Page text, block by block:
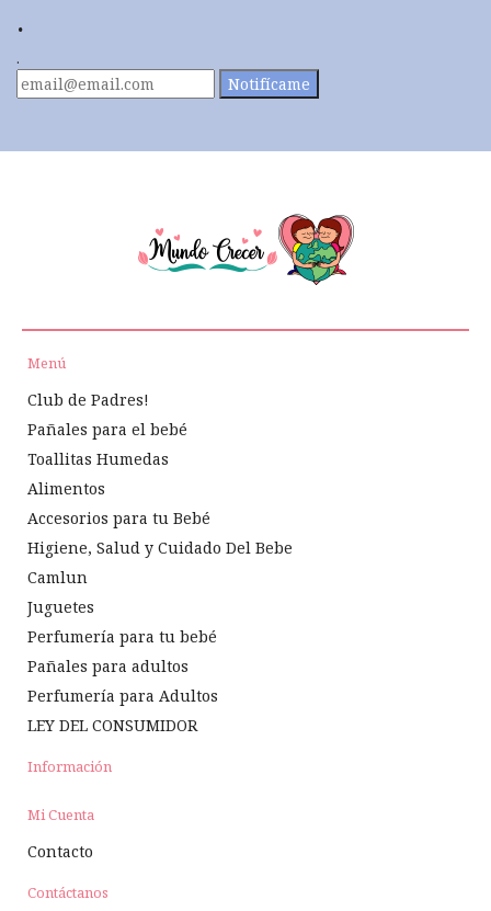
.
.
Notifícame
Menú
Club de Padres!
Pañales para el bebé
Toallitas Humedas
Alimentos
Accesorios para tu Bebé
Higiene, Salud y Cuidado Del Bebe
Camlun
Juguetes
Perfumería para tu bebé
Pañales para adultos
Perfumería para Adultos
LEY DEL CONSUMIDOR
Información
Mi Cuenta
Contacto
Contáctanos